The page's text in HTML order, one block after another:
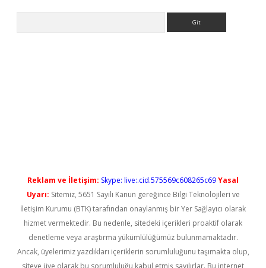
Reklam ve İletişim: Skype: live:.cid.575569c608265c69Yasal
Uyarı: Sitemiz, 5651 Sayılı Kanun gereğince Bilgi Teknolojileri ve
İletişim Kurumu (BTK) tarafından onaylanmış bir Yer Sağlayıcı olarak
hizmet vermektedir. Bu nedenle, sitedeki içerikleri proaktif olarak
denetleme veya araştırma yükümlülüğümüz bulunmamaktadır.
Ancak, üyelerimiz yazdıkları içeriklerin sorumluluğunu taşımakta olup,
siteye üye olarak bu sorumluluğu kabul etmiş sayılırlar. Bu internet